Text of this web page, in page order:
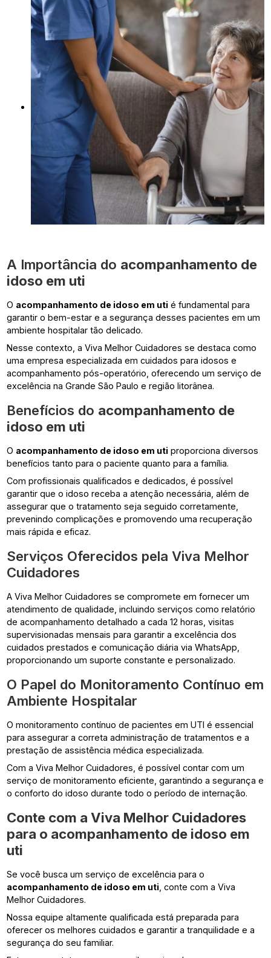
A Importância do acompanhamento de
idoso em uti
O acompanhamento de idoso em uti é fundamental para
garantir o bem-estar e a segurança desses pacientes em um
ambiente hospitalar tão delicado.
Nesse contexto, a Viva Melhor Cuidadores se destaca como
uma empresa especializada em cuidados para idosos e
acompanhamento pós-operatório, oferecendo um serviço de
excelência na Grande São Paulo e região litorânea.
Benefícios do acompanhamento de
idoso em uti
O acompanhamento de idoso em uti proporciona diversos
benefícios tanto para o paciente quanto para a família.
Com profissionais qualificados e dedicados, é possível
garantir que o idoso receba a atenção necessária, além de
assegurar que o tratamento seja seguido corretamente,
prevenindo complicações e promovendo uma recuperação
mais rápida e eficaz.
Serviços Oferecidos pela Viva Melhor
Cuidadores
A Viva Melhor Cuidadores se compromete em fornecer um
atendimento de qualidade, incluindo serviços como relatório
de acompanhamento detalhado a cada 12 horas, visitas
supervisionadas mensais para garantir a excelência dos
cuidados prestados e comunicação diária via WhatsApp,
proporcionando um suporte constante e personalizado.
O Papel do Monitoramento Contínuo em
Ambiente Hospitalar
O monitoramento contínuo de pacientes em UTI é essencial
para assegurar a correta administração de tratamentos e a
prestação de assistência médica especializada.
Com a Viva Melhor Cuidadores, é possível contar com um
serviço de monitoramento eficiente, garantindo a segurança e
o conforto do idoso durante todo o período de internação.
Conte com a Viva Melhor Cuidadores
para o acompanhamento de idoso em
uti
Se você busca um serviço de excelência para o
acompanhamento de idoso em uti , conte com a Viva
Melhor Cuidadores.
Nossa equipe altamente qualificada está preparada para
oferecer os melhores cuidados e garantir a tranquilidade e a
segurança do seu familiar.